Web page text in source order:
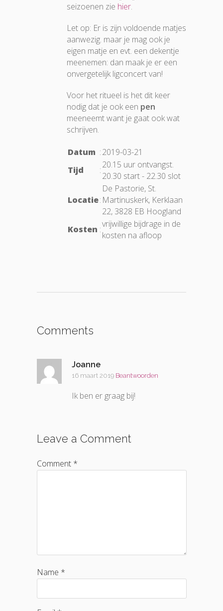
seizoenen zie hier.
Let op: Er is zijn voldoende matjes
aanwezig. maar je mag ook je
eigen matje en evt. een dekentje
meenemen: dan maak je er een
onvergetelijk ligconcert van!
Voor het ritueel is het dit keer
nodig dat je ook een pen
meeneemt want je gaat ook wat
schrijven.
Datum :2019-03-21
Tijd
:20.15 uur ontvangst.
20.30 start - 22.30 slot
Locatie:
De Pastorie, St.
Martinuskerk, Kerklaan
22, 3828 EB Hoogland
Kosten :vrijwillige bijdrage in de
kosten na afloop
Comments
Joanne
16 maart 2019 Beantwoorden
Ik ben er graag bij!
Leave a Comment
Comment *
Name *